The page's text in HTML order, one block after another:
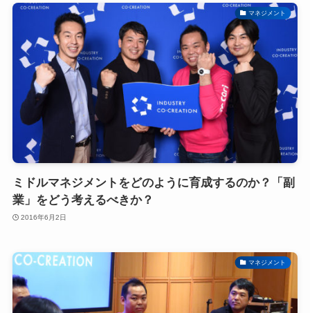
マネジメント
ミドルマネジメントをどのように育成するのか？「副
業」をどう考えるべきか？
2016年6月2日
マネジメント